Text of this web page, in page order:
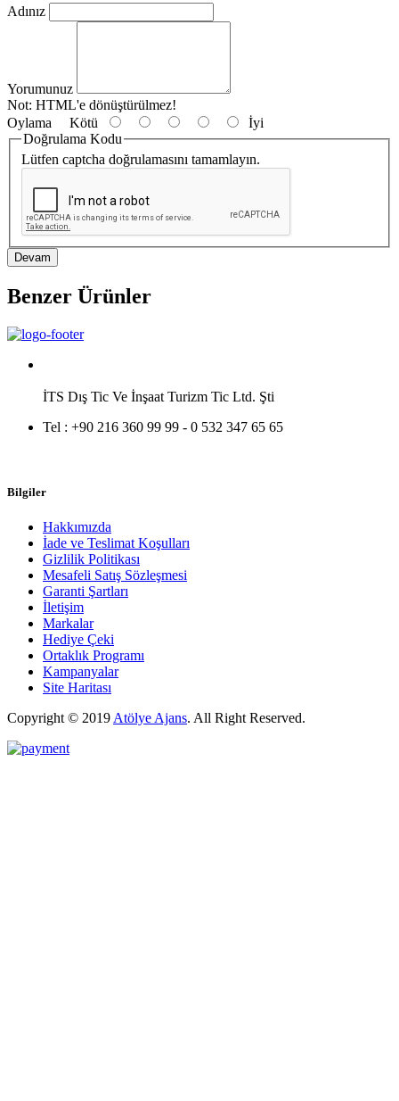
Adınız
Yorumunuz
Not: HTML'e dönüştürülmez!
Oylama Kötü
İyi
Doğrulama Kodu
Lütfen captcha doğrulamasını tamamlayın.
Devam
Benzer Ürünler
İTS Dış Tic Ve İnşaat Turizm Tic Ltd. Şti
Tel : +90 216 360 99 99 - 0 532 347 65 65
Bilgiler
Hakkımızda
İade ve Teslimat Koşulları
Gizlilik Politikası
Mesafeli Satış Sözleşmesi
Garanti Şartları
İletişim
Markalar
Hediye Çeki
Ortaklık Programı
Kampanyalar
Site Haritası
Copyright © 2019Atölye Ajans. All Right Reserved.